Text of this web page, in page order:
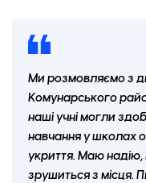
Ми розмовляємо з
Комунарського
наші учні могли
навчання у школах
укриття. Маю
зрушиться з місця.